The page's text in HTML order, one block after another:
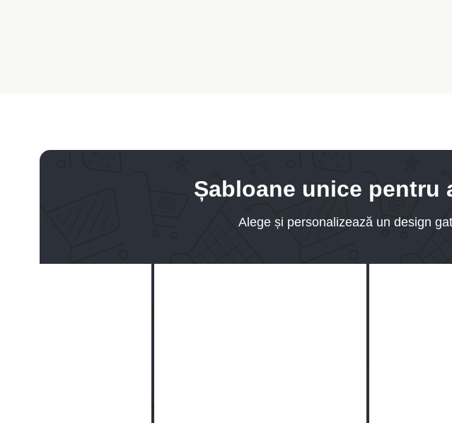
Șabloane unice pentru
Alege și personalizează un design